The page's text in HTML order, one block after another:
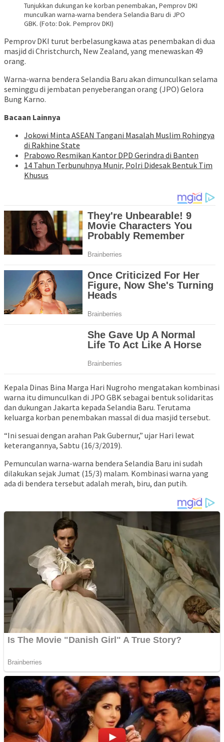
Tunjukkan dukungan ke korban penembakan, Pemprov DKI
munculkan warna-warna bendera Selandia Baru di JPO
GBK. (Foto: Dok. Pemprov DKI)
Pemprov DKI turut berbelasungkawa atas penembakan di dua
masjid di Christchurch, New Zealand, yang menewaskan 49
orang.
Warna-warna bendera Selandia Baru akan dimunculkan selama
seminggu di jembatan penyeberangan orang (JPO) Gelora
Bung Karno.
Bacaan Lainnya
Jokowi Minta ASEAN Tangani Masalah Muslim Rohingya
di Rakhine State
Prabowo Resmikan Kantor DPD Gerindra di Banten
14 Tahun Terbunuhnya Munir, Polri Didesak Bentuk Tim
Khusus
Kepala Dinas Bina Marga Hari Nugroho mengatakan kombinasi
warna itu dimunculkan di JPO GBK sebagai bentuk solidaritas
dan dukungan Jakarta kepada Selandia Baru. Terutama
keluarga korban penembakan massal di dua masjid tersebut.
“Ini sesuai dengan arahan Pak Gubernur,” ujar Hari lewat
keterangannya, Sabtu (16/3/2019).
Pemunculan warna-warna bendera Selandia Baru ini sudah
dilakukan sejak Jumat (15/3) malam. Kombinasi warna yang
ada di bendera tersebut adalah merah, biru, dan putih.